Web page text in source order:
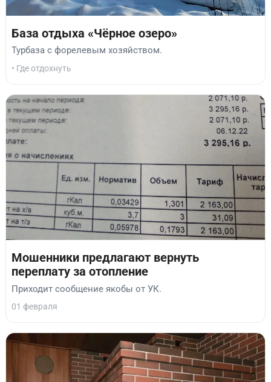
База отдыха «Чёрное озеро»
Турбаза с форелевым хозяйством.
• Где отдохнуть
Мошенники предлагают вернуть
переплату за отопление
Приходит сообщение якобы от УК.
01 февраля